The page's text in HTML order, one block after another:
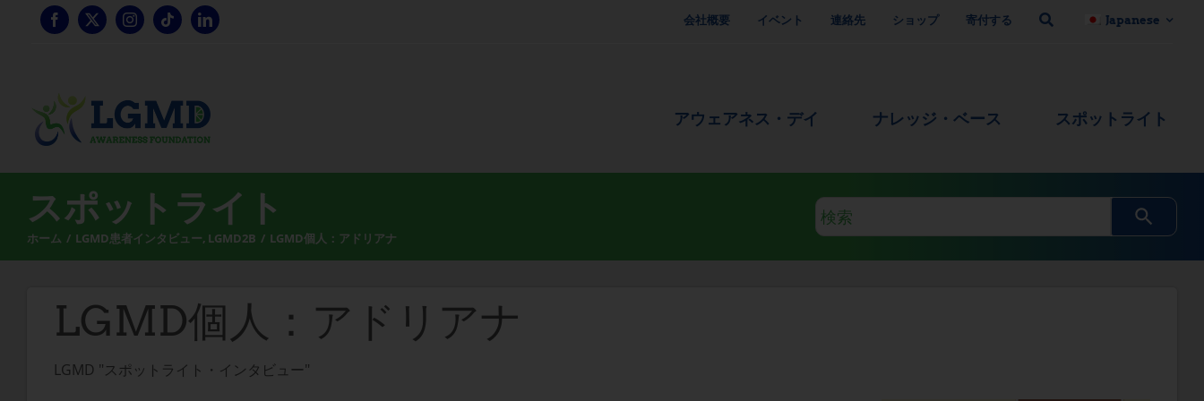
会社概要 イベント 連絡先 ショップ 寄付する Japanese
アウェアネス・デイ ナレッジ・ベース スポットライト
スポットライト
ホーム LGMD患者インタビュー LGMD2B LGMD個人：アドリアナ
検
索
ク
LGMD個人：アドリアナ
LGMD "スポットライト・インタビュー"